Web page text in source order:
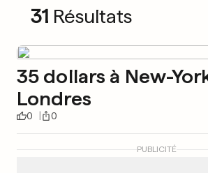
31 Résultats
35 dollars à New-
Londres
0 0
PUBLICITÉ